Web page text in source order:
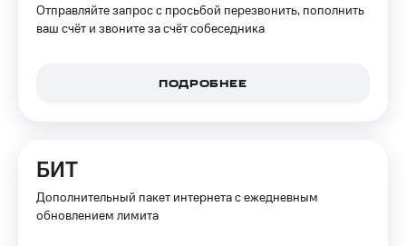
Отправляйте запрос с просьбой перезвонить, пополнить
ваш счёт и звоните за счёт собеседника
ПОДРОБНЕЕ
БИТ
Дополнительный пакет интернета с ежедневным
обновлением лимита